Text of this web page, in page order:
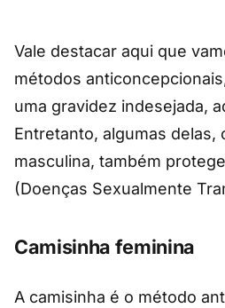
Vale destacar aqui que
métodos
uma gravidez indesejada,
Entretanto, algumas delas,
masculina, também
(Doenças Sexualmente
Camisinha feminina
A camisinha é o método